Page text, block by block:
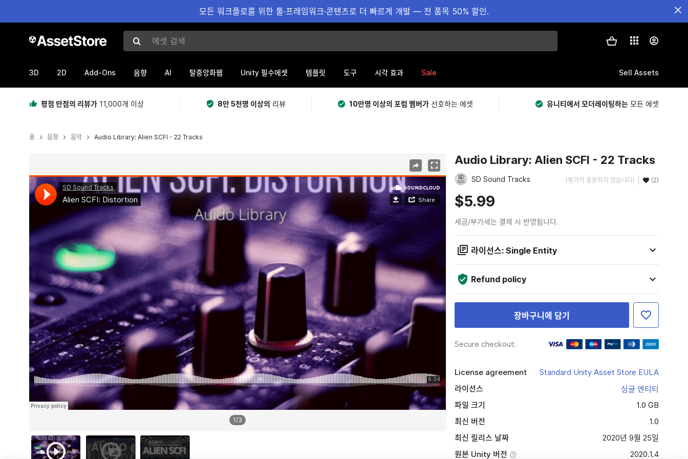
모든 워크플로를 위한 툴·프레임워크·콘텐츠로 더 빠르게 개발 — 전 품목 50% 할인.
에셋 검색
3D 2D Add-Ons 음향 AI 탈중앙화웹 Unity 필수에셋 템플릿 도구 시각 효과 Sale Sell Assets
평점 만점의 리뷰가 11,000개 이상 8만 5천명 이상의 리뷰 10만명 이상의 포럼 멤버가 선호하는 에셋 유니티에서 모더레이팅하는 모든 에셋
홈 음향 음악 Audio Library: Alien SCFI - 22 Tracks
1/3
Audio Library: Alien SCFI - 22 Tracks
SD Sound Tracks (평가가 충분하지 않습니다) (2)
$5.99
세금/부가세는 결제 시 반영됩니다.
라이선스: Single Entity
Refund policy
장바구니에 담기
Secure checkout:
License agreement
Standard Unity Asset Store EULA
라이선스
싱글 엔티티
파일 크기
1.0 GB
최신 버전
1.0
최신 릴리스 날짜
2020년 9월 25일
원본 Unity 버전
2020.1.4